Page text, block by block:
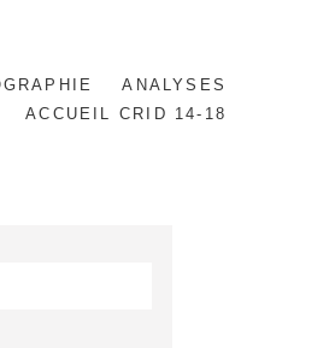
ANALYSES
ACCUEIL CRID 14-18